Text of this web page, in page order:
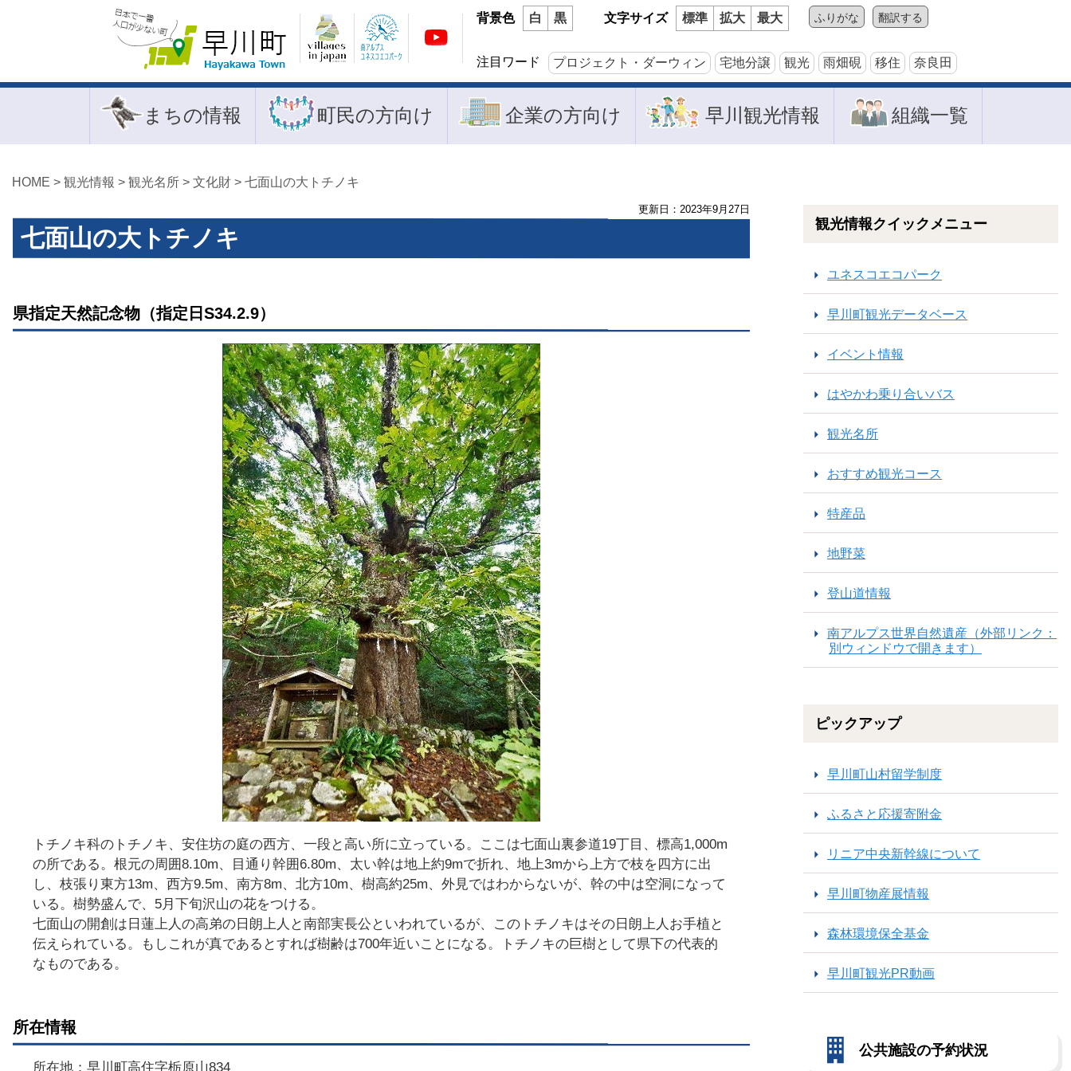
背景色 白 黒 文字サイズ 標準 拡大 最大 ふりがな 翻訳する
注目ワード プロジェクト・ダーウィン 宅地分譲 観光 雨畑硯 移住 奈良田
まちの情報 町民の方向け 企業の方向け 早川観光情報 組織一覧
HOME > 観光情報 > 観光名所 > 文化財 > 七面山の大トチノキ
更新日： 2023年9月 27日
七面山の大トチノキ
県指定天然記念物（指定日S34.2.9）
トチノキ科のトチノキ、安住坊の庭の西方、一段と高い所に立っている。ここは七面山裏参道19丁目、標高1,000m
の所である。根元の周囲8.10m、目通り幹囲6.80m、太い幹は地上約9mで折れ、地上3mから上方で枝を四方に出
し、枝張り東方13m、西方9.5m、南方8m、北方10m、樹高約25m、外見ではわからないが、幹の中は空洞になって
いる。樹勢盛んで、5月下旬沢山の花をつける。
七面山の開創は日蓮上人の高弟の日朗上人と南部実長公といわれているが、このトチノキはその日朗上人お手植と
伝えられている。もしこれが真であるとすれば樹齢は700年近いことになる。トチノキの巨樹として県下の代表的
なものである。
所在情報
所在地：早川町高住字栃原山834
観光情報クイックメニュー
ユネスコエコパーク
早川町観光データベース
イベント情報
はやかわ乗り合いバス
観光名所
おすすめ観光コース
特産品
地野菜
登山道情報
南アルプス世界自然遺産（外部リンク：
別ウィンドウで開きます）
ピックアップ
早川町山村留学制度
ふるさと応援寄附金
リニア中央新幹線について
早川町物産展情報
森林環境保全基金
早川町観光PR動画
公共施設の予約状況